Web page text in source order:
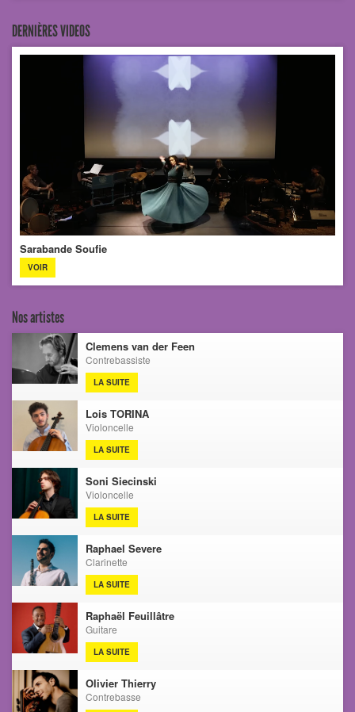
DERNIÈRES VIDEOS
Sarabande Soufie
VOIR
Nos artistes
Clemens van der Feen
Contrebassiste
LA SUITE
Lois TORINA
Violoncelle
LA SUITE
Soni Siecinski
Violoncelle
LA SUITE
Raphael Severe
Clarinette
LA SUITE
Raphaël Feuillâtre
Guitare
LA SUITE
Olivier Thierry
Contrebasse